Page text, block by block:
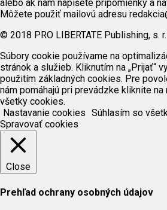
alebo ak nám napíšete pripomienky a
Môžete použiť mailovú adresu
© 2018 PRO LIBERTATE Publishing, s.
Súbory cookie používame na
stránok a služieb. Kliknutím na „Prijať“
použitím základných cookies. Pre
nám pomáhajú pri prevádzke kliknite
všetky cookies.
Nastavanie cookies Súhlasím so
Spravovať cookies
Close
Prehľad ochrany osobných údajov